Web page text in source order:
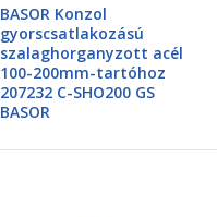
BASOR Konzol
gyorscsatlakozású
szalaghorganyzott acél
100-200mm-tartóhoz
207232 C-SHO200 GS
BASOR